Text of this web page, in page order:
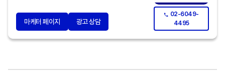
마케터 페이지 광고 상담
02-6049-
4495